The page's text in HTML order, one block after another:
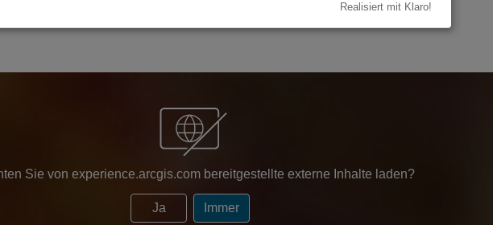
Sie von experience.arcgis.combereitgestellte externe Inhalte laden?
Ja Immer
Realisiert mit Klaro!